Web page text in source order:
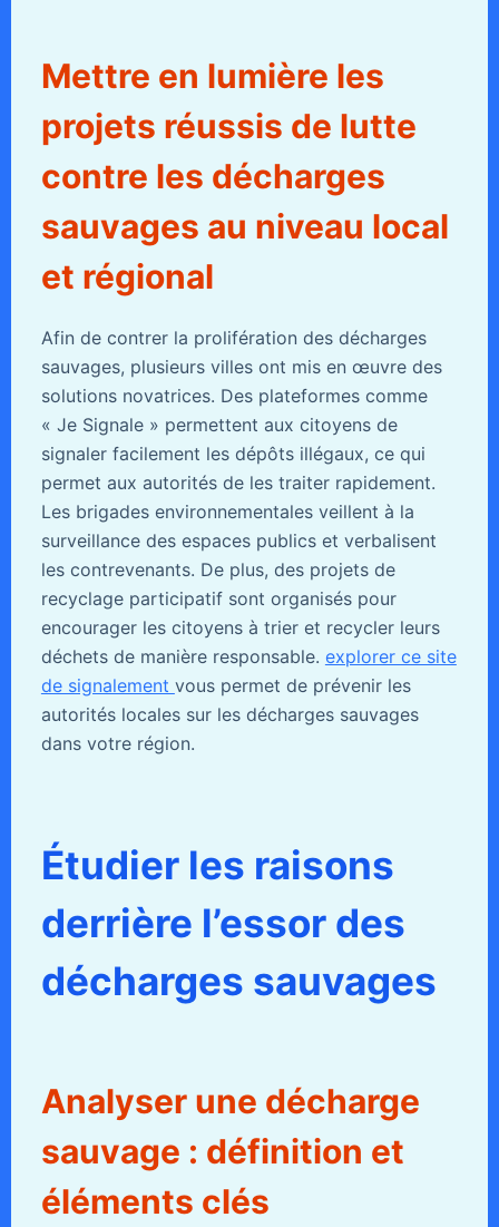
Mettre en lumière les
projets réussis de lutte
contre les décharges
sauvages au niveau local
et régional
Afin de contrer la prolifération des décharges
sauvages, plusieurs villes ont mis en œuvre des
solutions novatrices. Des plateformes comme
« Je Signale » permettent aux citoyens de
signaler facilement les dépôts illégaux, ce qui
permet aux autorités de les traiter rapidement.
Les brigades environnementales veillent à la
surveillance des espaces publics et verbalisent
les contrevenants. De plus, des projets de
recyclage participatif sont organisés pour
encourager les citoyens à trier et recycler leurs
déchets de manière responsable. explorer ce site
de signalement vous permet de prévenir les
autorités locales sur les décharges sauvages
dans votre région.
Étudier les raisons
derrière l’essor des
décharges sauvages
Analyser une décharge
sauvage : définition et
éléments clés